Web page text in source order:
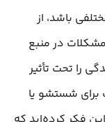
باشد، از
در منبع
را تحت تأثیر
برای شستشو یا